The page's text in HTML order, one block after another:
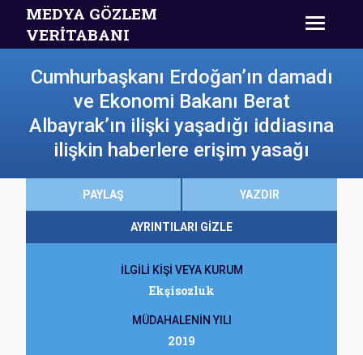
MEDYA GÖZLEM
VERİTABANI
Cumhurbaşkanı Erdoğan’ın damadı
ve Ekonomi Bakanı Berat
Albayrak’ın ilişki yaşadığı iddiasına
ilişkin haberlere erişim yasağı
PAYLAŞ YAZDIR
AYRINTILARI GİZLE
İLGİLİ KİŞİ VEYA KURUM
Ekşisozluk
MÜDAHALENİN YILI
2019